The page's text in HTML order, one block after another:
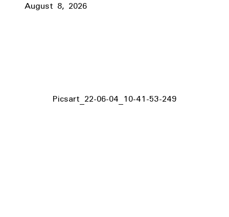
August 8, 2026
Picsart_22-06-04_10-41-53-249